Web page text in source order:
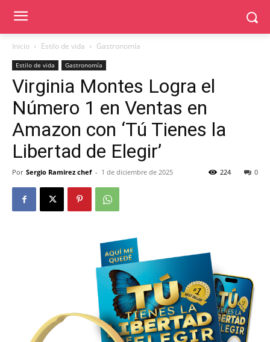
Inicio Estilo de vida Gastronomía
Estilo de vida Gastronomía
Virginia Montes Logra el
Número 1 en Ventas en
Amazon con ‘Tú Tienes la
Libertad de Elegir’
Por Sergio Ramirez chef - 1 de diciembre de 2025 0
224